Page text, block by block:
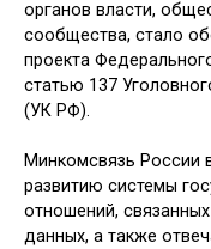
органов власти,
сообщества, стало
проекта
статью 137
(УК РФ).
Минкомсвязь России
развитию системы
отношений,
данных, а также